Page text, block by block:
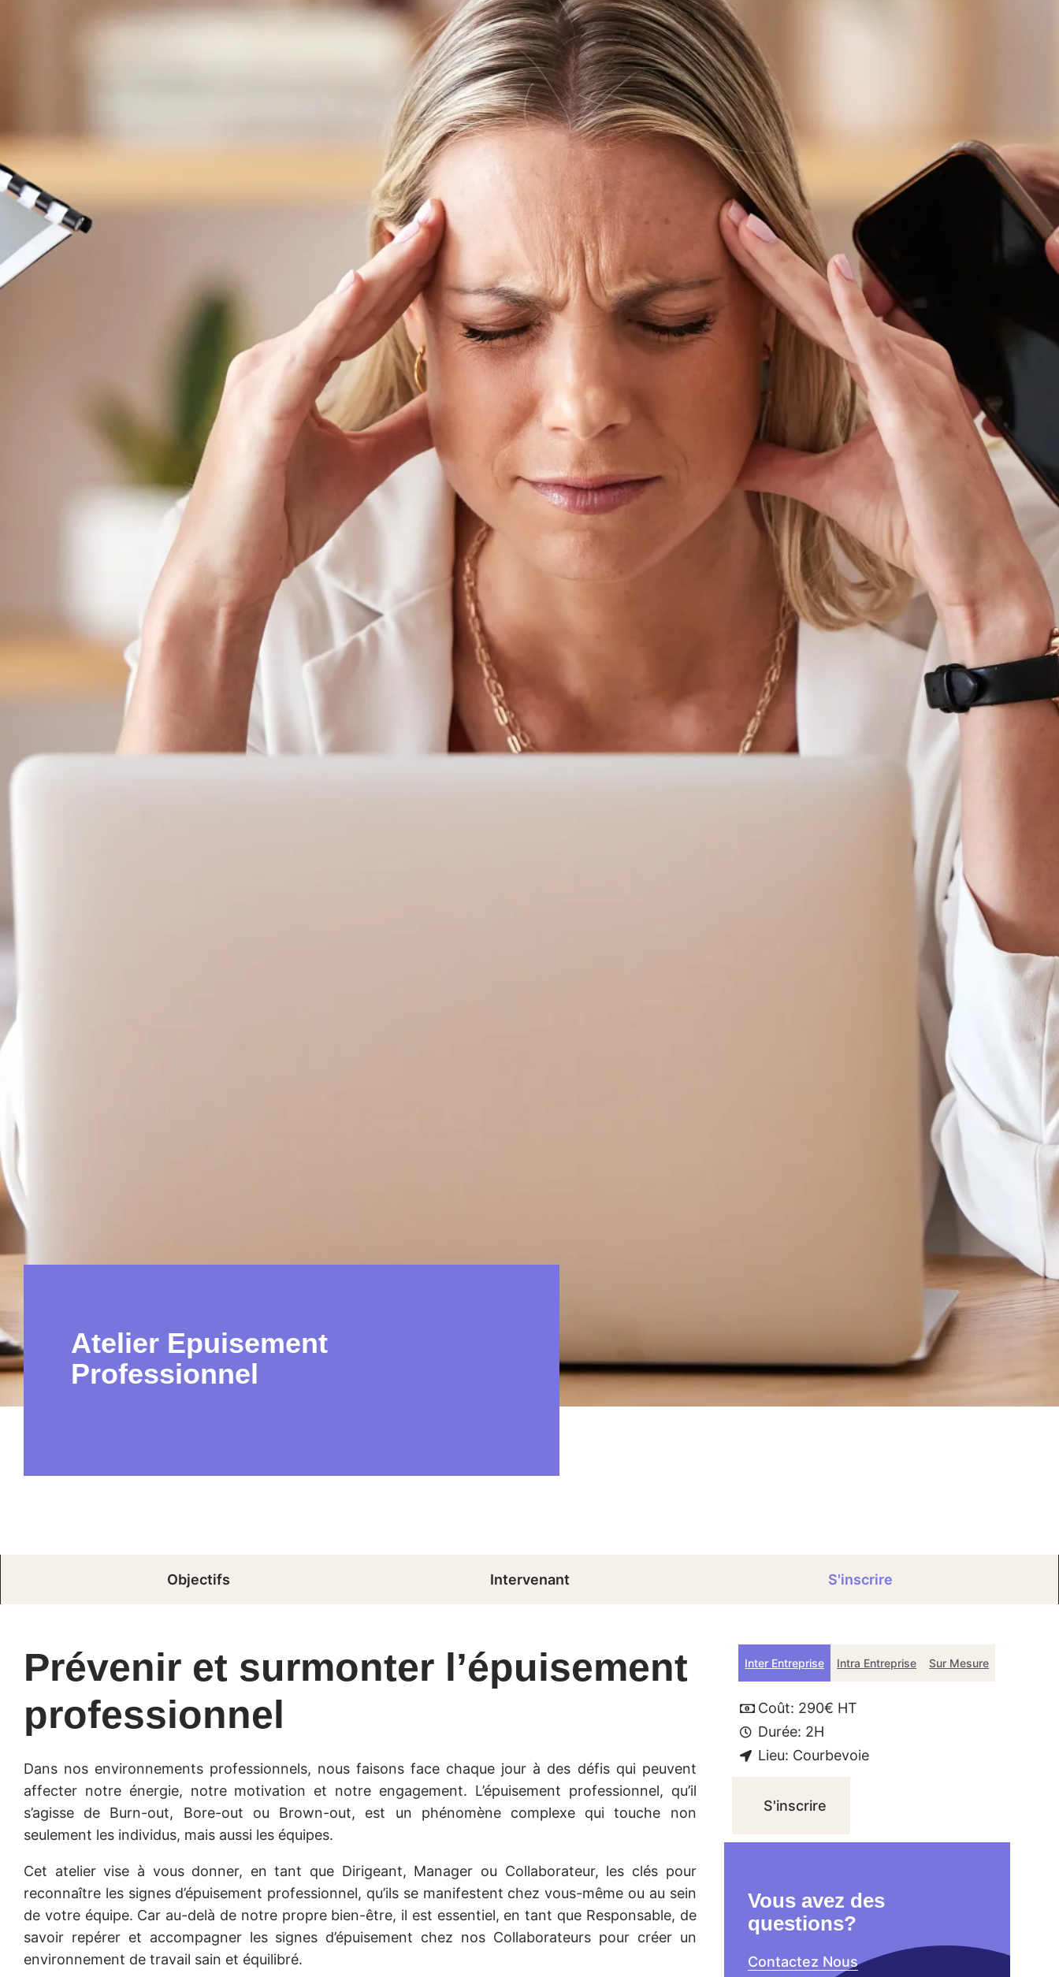
Atelier Epuisement
Professionnel
Objectifs Intervenant S'inscrire
Prévenir et surmonter l’épuisement
professionnel
Dans nos environnements professionnels, nous faisons face chaque jour à des défis qui peuvent
affecter notre énergie, notre motivation et notre engagement. L’épuisement professionnel, qu’il
s’agisse de Burn-out, Bore-out ou Brown-out, est un phénomène complexe qui touche non
seulement les individus, mais aussi les équipes.
Cet atelier vise à vous donner, en tant que Dirigeant, Manager ou Collaborateur, les clés pour
reconnaître les signes d’épuisement professionnel, qu’ils se manifestent chez vous-même ou au sein
de votre équipe. Car au-delà de notre propre bien-être, il est essentiel, en tant que Responsable, de
savoir repérer et accompagner les signes d’épuisement chez nos Collaborateurs pour créer un
environnement de travail sain et équilibré.
Inter Entreprise Intra Entreprise Sur Mesure
Coût: 290€ HT
Durée: 2H
Lieu: Courbevoie
S'inscrire
Vous avez des
questions?
Contactez Nous